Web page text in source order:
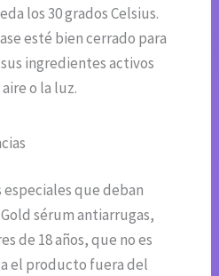
los 30 grados Celsius.
esté bien cerrado para
ingredientes activos
o la luz.
que deban
sérum antiarrugas,
de 18 años, que no es
el producto fuera del